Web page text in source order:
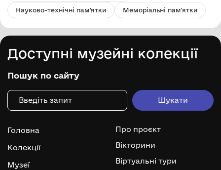
Науково-технічні пам'ятки Меморіальні пам'ятки
Доступні музейні колекції
Пошук по сайту
Головна
Колекції
Музеї
Про проєкт
Вікторини
Віртуальні тури